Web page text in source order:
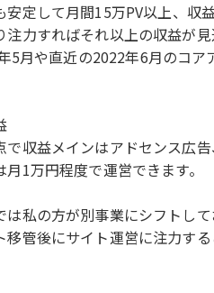
安定して月間15万PV以上、収
注力すればそれ以上の収益が見
5月や直近の2022年6月のコア
で収益メインはアドセンス広告
月1万円程度で運営できます。
は私の方が別事業にシフトし
移管後にサイト運営に注力す